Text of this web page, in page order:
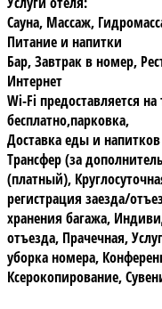
Сауна, Массаж,
Питание и напитки
Бар, Завтрак в номер,
Интернет
Wi-Fi предоставляется
бесплатно,парковка,
Доставка еды и
Трансфер (за
(платный),
регистрация заезда/
хранения багажа,
отъезда, Прачечная,
уборка номера,
Ксерокопирование,